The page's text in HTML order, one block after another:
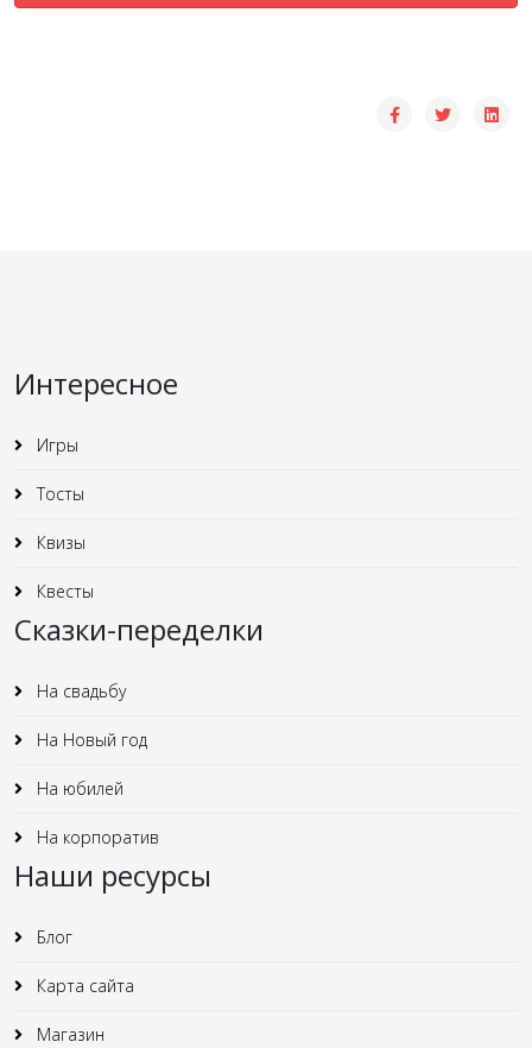
Интересное
Игры
Тосты
Квизы
Квесты
Сказки-переделки
На свадьбу
На Новый год
На юбилей
На корпоратив
Наши ресурсы
Блог
Карта сайта
Магазин